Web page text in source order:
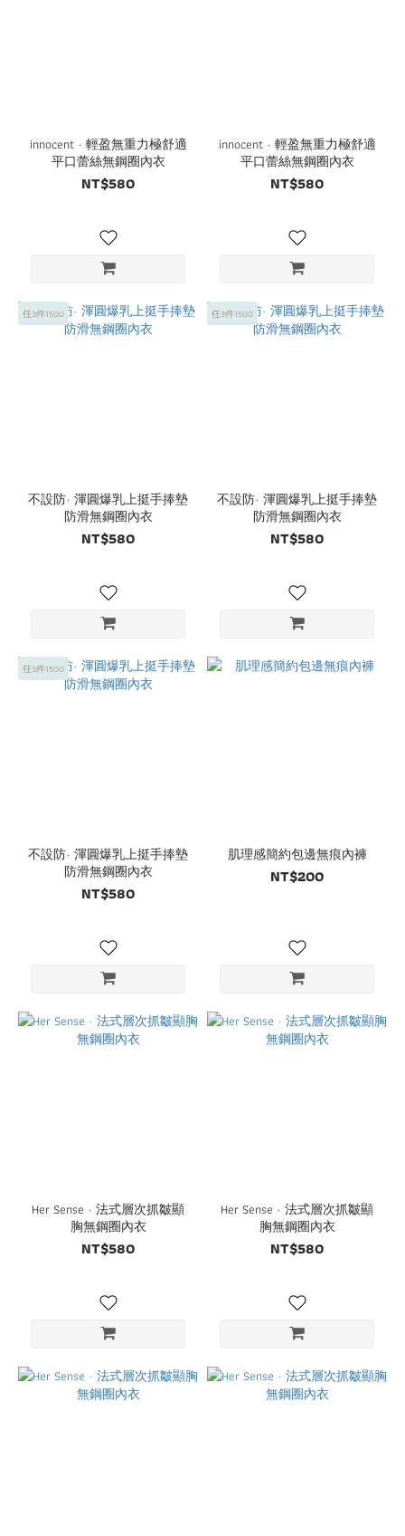
innocent · 輕盈無重力極舒適
平口蕾絲無鋼圈內衣
NT$580
innocent · 輕盈無重力極舒適
平口蕾絲無鋼圈內衣
NT$580
任3件1500
不設防· 渾圓爆乳上挺手捧墊
防滑無鋼圈內衣
NT$580
任3件1500
不設防· 渾圓爆乳上挺手捧墊
防滑無鋼圈內衣
NT$580
任3件1500
不設防· 渾圓爆乳上挺手捧墊
防滑無鋼圈內衣
NT$580
肌理感簡約包邊無痕內褲
NT$200
Her Sense · 法式層次抓皺顯
胸無鋼圈內衣
NT$580
Her Sense · 法式層次抓皺顯
胸無鋼圈內衣
NT$580